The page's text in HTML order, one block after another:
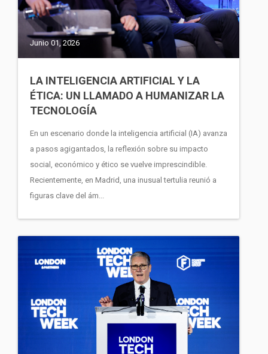
Junio 01, 2026
LA INTELIGENCIA ARTIFICIAL Y LA
ÉTICA: UN LLAMADO A HUMANIZAR LA
TECNOLOGÍA
En un escenario donde la inteligencia artificial (IA) avanza
a pasos agigantados, la reflexión sobre su impacto
social, económico y ético se vuelve imprescindible.
Recientemente, en Madrid, una inusual tertulia reunió a
figuras clave del ám...